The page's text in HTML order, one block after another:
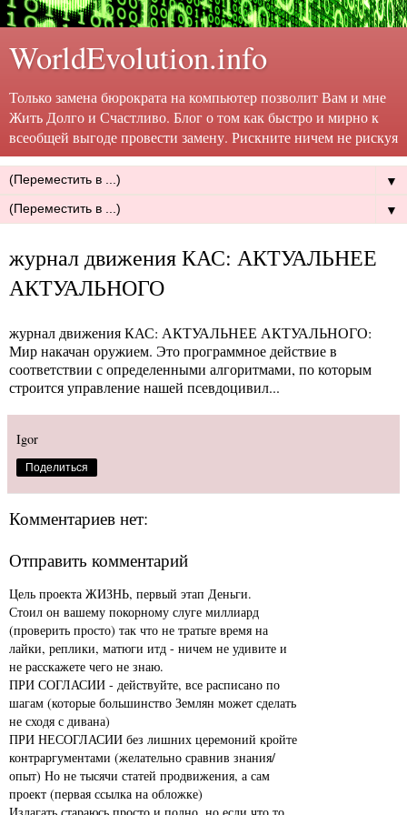
WorldEvolution.info
Только замена бюрократа на компьютер позволит Вам и мне
Жить Долго и Счастливо. Блог о том как быстро и мирно к
всеобщей выгоде провести замену. Рискните ничем не рискуя
▼
▼
журнал движения КАС: АКТУАЛЬНЕЕ
АКТУАЛЬНОГО
журнал движения КАС: АКТУАЛЬНЕЕ АКТУАЛЬНОГО:
Мир накачан оружием. Это программное действие в
соответствии с определенными алгоритмами, по которым
строится управление нашей псевдоцивил...
Igor
Поделиться
Комментариев нет:
Отправить комментарий
Цель проекта ЖИЗНЬ, первый этап Деньги.
Стоил он вашему покорному слуге миллиард
(проверить просто) так что не тратьте время на
лайки, реплики, матюги итд - ничем не удивите и
не расскажете чего не знаю.
ПРИ СОГЛАСИИ - действуйте, все расписано по
шагам (которые большинство Землян может сделать
не сходя с дивана)
ПРИ НЕСОГЛАСИИ без лишних церемоний кройте
контраргументами (желательно сравнив знания/
опыт) Но не тысячи статей продвижения, а сам
проект (первая ссылка на обложке)